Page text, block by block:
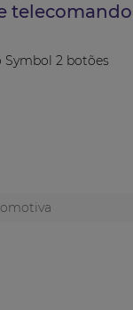
Symbol 2 botões